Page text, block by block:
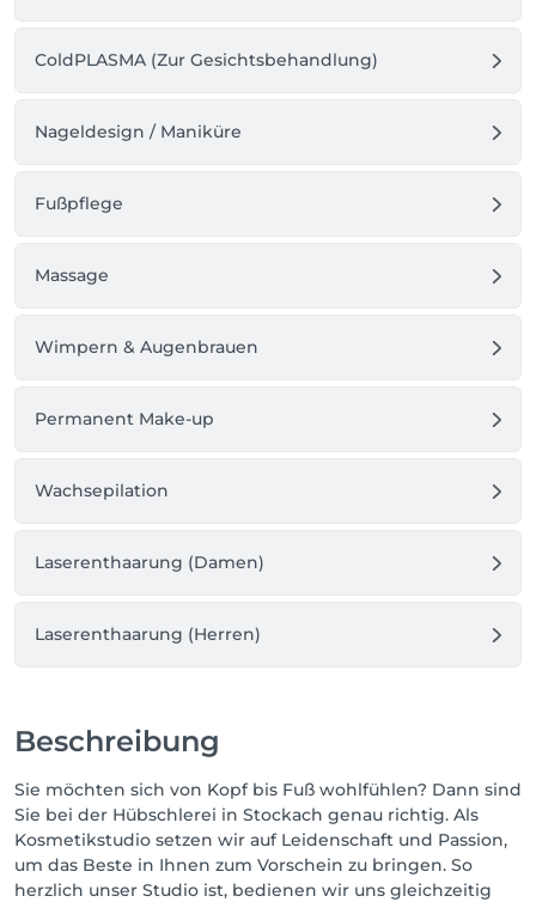
ColdPLASMA (Zur Gesichtsbehandlung)
Nageldesign / Maniküre
Fußpflege
Massage
Wimpern & Augenbrauen
Permanent Make-up
Wachsepilation
Laserenthaarung (Damen)
Laserenthaarung (Herren)
Beschreibung
Sie möchten sich von Kopf bis Fuß wohlfühlen? Dann sind
Sie bei der Hübschlerei in Stockach genau richtig. Als
Kosmetikstudio setzen wir auf Leidenschaft und Passion,
um das Beste in Ihnen zum Vorschein zu bringen. So
herzlich unser Studio ist, bedienen wir uns gleichzeitig